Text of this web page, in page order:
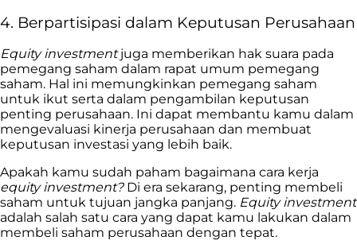
4. Berpartisipasi dalam Keputusan Perusahaan
Equity investmentjuga memberikan hak suara pada
pemegang saham dalam rapat umum pemegang
saham. Hal ini memungkinkan pemegang saham
untuk ikut serta dalam pengambilan keputusan
penting perusahaan. Ini dapat membantu kamu dalam
mengevaluasi kinerja perusahaan dan membuat
keputusan investasi yang lebih baik.
Apakah kamu sudah paham bagaimana cara kerja
equity investment? Di era sekarang, penting membeli
saham untuk tujuan jangka panjang. Equity investment
adalah salah satu cara yang dapat kamu lakukan dalam
membeli saham perusahaan dengan tepat.